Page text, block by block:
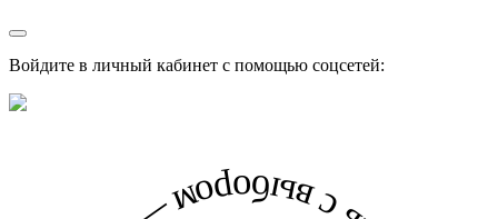
Войдите в личный кабинет с помощью соцсетей: